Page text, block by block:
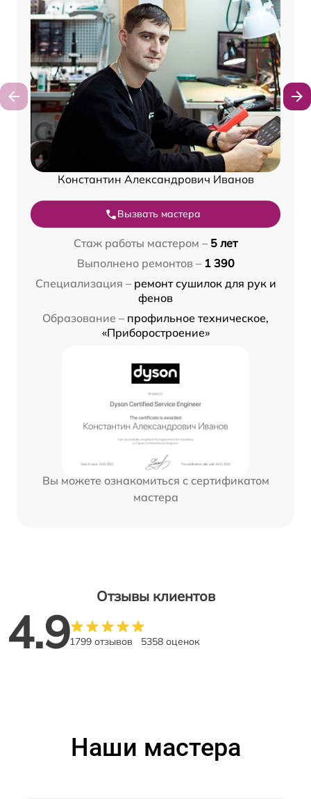
Константин Александрович Иванов
Вызвать мастера
Стаж работы мастером – 5 лет
Выполнено ремонтов – 1 390
Специализация – ремонт сушилок для рук и
фенов
Образование – профильное техническое,
«Приборостроение»
Вы можете ознакомиться с сертификатом
мастера
Отзывы клиентов
4.91799 отзывов 5358 оценок
Наши мастера